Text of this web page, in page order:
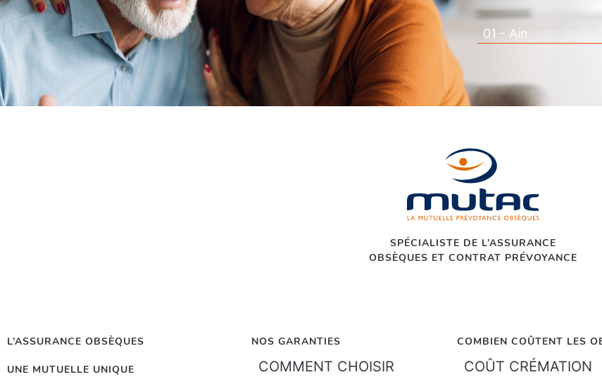
01 - Ain
SPÉCIALISTE DE L’ASSURANCE
OBSÈQUES ET CONTRAT PRÉVOYANCE
L’ASSURANCE OBSÈQUES
UNE MUTUELLE UNIQUE
NOS GARANTIES
COMMENT CHOISIR
COMBIEN COÛTENT LES
COÛT CRÉMATION